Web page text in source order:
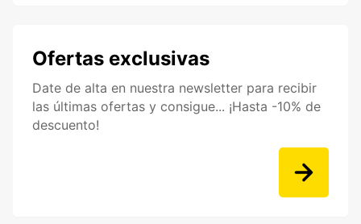
Ofertas exclusivas
Date de alta en nuestra newsletter para recibir
las últimas ofertas y consigue... ¡Hasta -10% de
descuento!